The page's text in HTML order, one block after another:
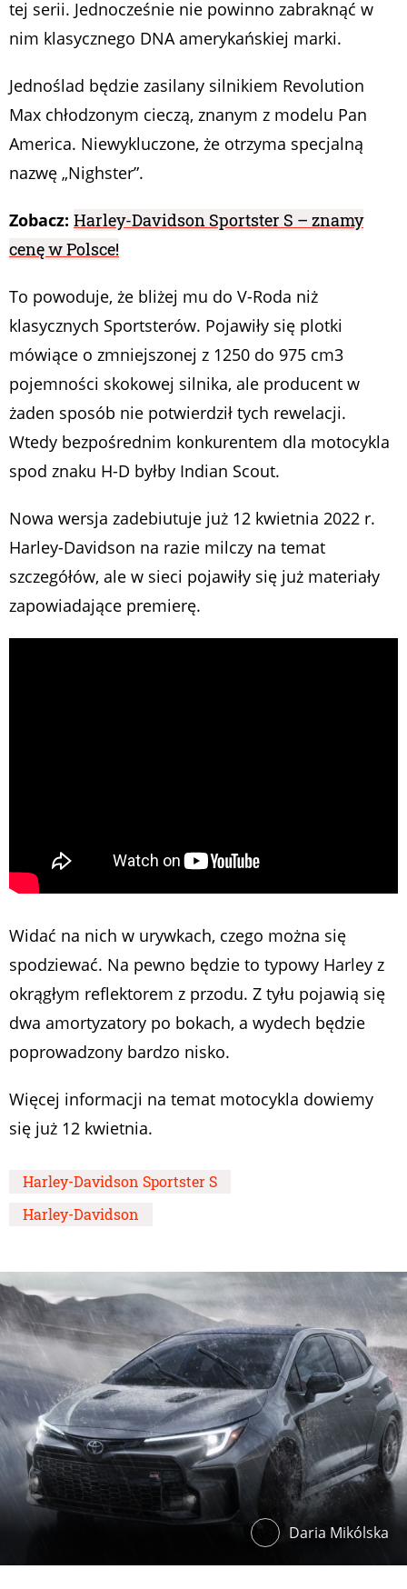
tej serii. Jednocześnie nie powinno zabraknąć w
nim klasycznego DNA amerykańskiej marki.
Jednoślad będzie zasilany silnikiem Revolution
Max chłodzonym cieczą, znanym z modelu Pan
America. Niewykluczone, że otrzyma specjalną
nazwę „Nighster”.
Zobacz: Harley-Davidson Sportster S – znamy
cenę w Polsce!
To powoduje, że bliżej mu do V-Roda niż
klasycznych Sportsterów. Pojawiły się plotki
mówiące o zmniejszonej z 1250 do 975 cm3
pojemności skokowej silnika, ale producent w
żaden sposób nie potwierdził tych rewelacji.
Wtedy bezpośrednim konkurentem dla motocykla
spod znaku H-D byłby Indian Scout.
Nowa wersja zadebiutuje już 12 kwietnia 2022 r.
Harley-Davidson na razie milczy na temat
szczegółów, ale w sieci pojawiły się już materiały
zapowiadające premierę.
Widać na nich w urywkach, czego można się
spodziewać. Na pewno będzie to typowy Harley z
okrągłym reflektorem z przodu. Z tyłu pojawią się
dwa amortyzatory po bokach, a wydech będzie
poprowadzony bardzo nisko.
Więcej informacji na temat motocykla dowiemy
się już 12 kwietnia.
Harley-Davidson Sportster S
Harley-Davidson
Daria Mikólska